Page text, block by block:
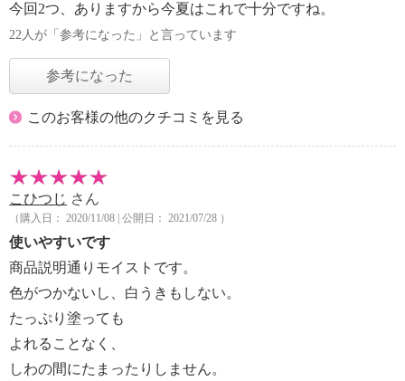
今回2つ、ありますから今夏はこれで十分ですね。
22人が「参考になった」と言っています
参考になった
このお客様の他のクチコミを見る
こひつじ さん
（購入日： 2020/11/08 | 公開日： 2021/07/28 ）
使いやすいです
商品説明通りモイストです。
色がつかないし、白うきもしない。
たっぷり塗っても
よれることなく、
しわの間にたまったりしません。